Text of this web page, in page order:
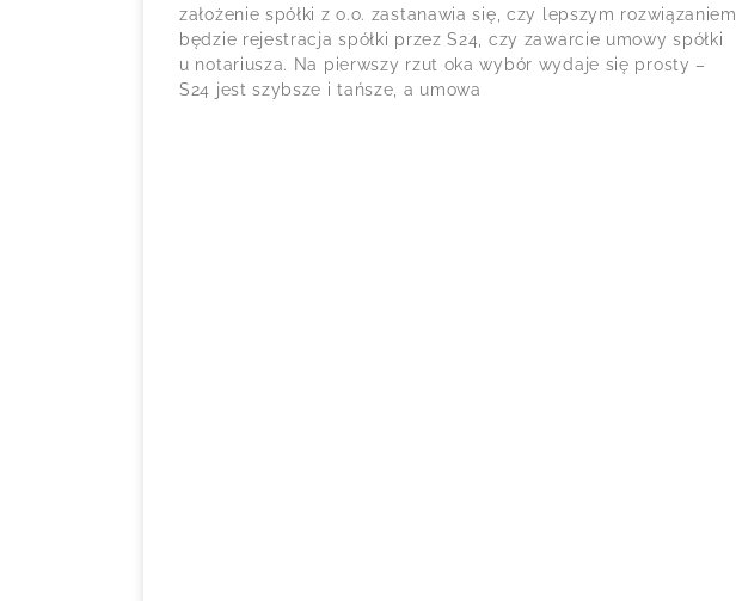
założenie spółki z o.o. zastanawia się, czy lepszym rozwiązaniem
będzie rejestracja spółki przez S24, czy zawarcie umowy spółki
u notariusza. Na pierwszy rzut oka wybór wydaje się prosty –
S24 jest szybsze i tańsze, a umowa